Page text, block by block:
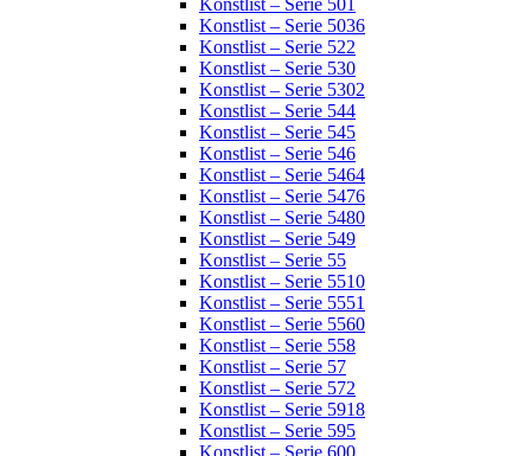
Konstlist – Serie 501
Konstlist – Serie 5036
Konstlist – Serie 522
Konstlist – Serie 530
Konstlist – Serie 5302
Konstlist – Serie 544
Konstlist – Serie 545
Konstlist – Serie 546
Konstlist – Serie 5464
Konstlist – Serie 5476
Konstlist – Serie 5480
Konstlist – Serie 549
Konstlist – Serie 55
Konstlist – Serie 5510
Konstlist – Serie 5551
Konstlist – Serie 5560
Konstlist – Serie 558
Konstlist – Serie 57
Konstlist – Serie 572
Konstlist – Serie 5918
Konstlist – Serie 595
Konstlist – Serie 600